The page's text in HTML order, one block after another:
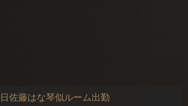
佐藤はな琴似ルーム出勤